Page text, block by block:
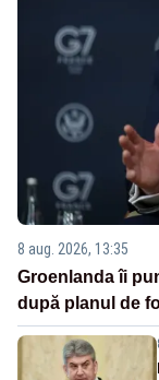
8 aug. 2026, 13:35
Groenlanda îi
după planul de